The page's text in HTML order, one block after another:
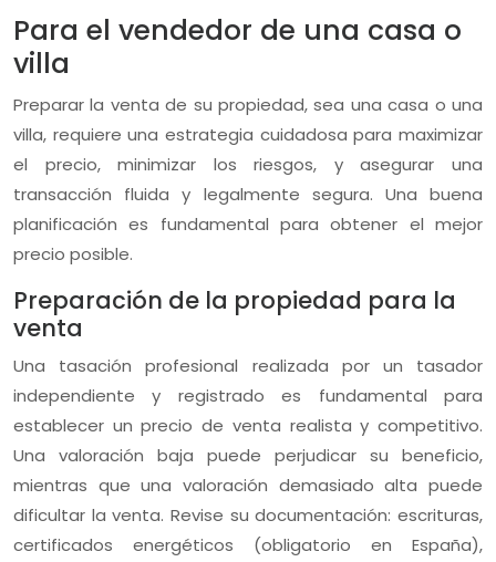
Para el vendedor de una casa o
villa
Preparar la venta de su propiedad, sea una casa o una
villa, requiere una estrategia cuidadosa para maximizar
el precio, minimizar los riesgos, y asegurar una
transacción fluida y legalmente segura. Una buena
planificación es fundamental para obtener el mejor
precio posible.
Preparación de la propiedad para la
venta
Una tasación profesional realizada por un tasador
independiente y registrado es fundamental para
establecer un precio de venta realista y competitivo.
Una valoración baja puede perjudicar su beneficio,
mientras que una valoración demasiado alta puede
dificultar la venta. Revise su documentación: escrituras,
certificados energéticos (obligatorio en España),